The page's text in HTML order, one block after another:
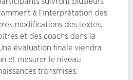
à l’interprétation des
modifications des textes,
et des coachs dans la
évaluation finale viendra
et mesurer le niveau
transmises.